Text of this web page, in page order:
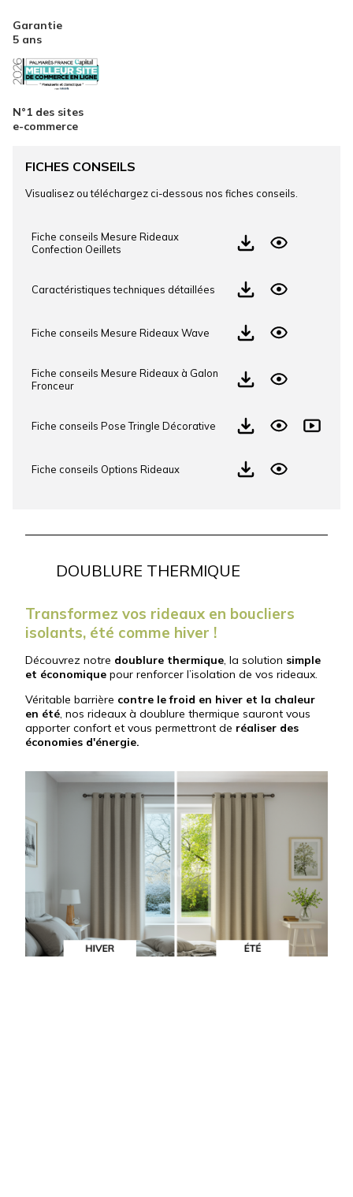
Garantie
5 ans
N°1 des sites
e-commerce
FICHES CONSEILS
Visualisez ou téléchargez ci-dessous nos fiches conseils.
Fiche conseils Mesure Rideaux
Confection Oeillets
Caractéristiques techniques détaillées
Fiche conseils Mesure Rideaux Wave
Fiche conseils Mesure Rideaux à Galon
Fronceur
Fiche conseils Pose Tringle Décorative
Fiche conseils Options Rideaux
DOUBLURE THERMIQUE
Transformez vos rideaux en boucliers
isolants, été comme hiver !
Découvrez notre doublure thermique, la solution simple
et économique pour renforcer l’isolation de vos rideaux.
Véritable barrière contre le froid en hiver et la chaleur
en été, nos rideaux à doublure thermique sauront vous
apporter confort et vous permettront de réaliser des
économies d'énergie.